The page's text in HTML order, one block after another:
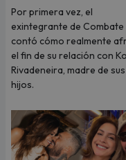
Por primera vez, el
exintegrante de Combate
contó cómo realmente
el fin de su relación con
Rivadeneira, madre de
hijos.